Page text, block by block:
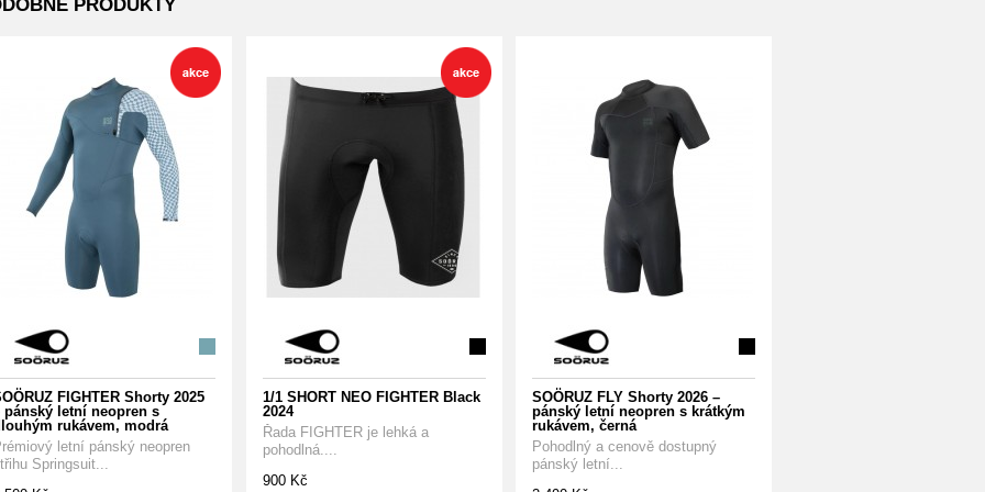
PRODUKTY
FIGHTER Shorty 2025
pánský letní neopren s
rukávem, modrá
letní pánský neopren
Springsuit...
1/1 SHORT NEO FIGHTER Black
2024
Řada FIGHTER je lehká a
pohodlná....
900 Kč
SOÖRUZ FLY Shorty 2026 –
pánský letní neopren s krátkým
rukávem, černá
Pohodlný a cenově dostupný
pánský letní...